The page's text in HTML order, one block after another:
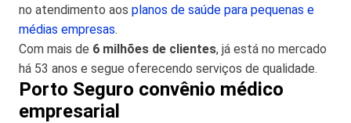
no atendimento aos planos de saúde para pequenas e
médias empresas.
Com mais de 6 milhões de clientes, já está no mercado
há 53 anos e segue oferecendo serviços de qualidade.
Porto Seguro convênio médico
empresarial